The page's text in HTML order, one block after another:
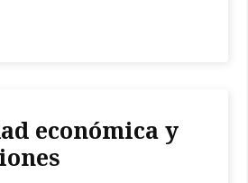
económica y